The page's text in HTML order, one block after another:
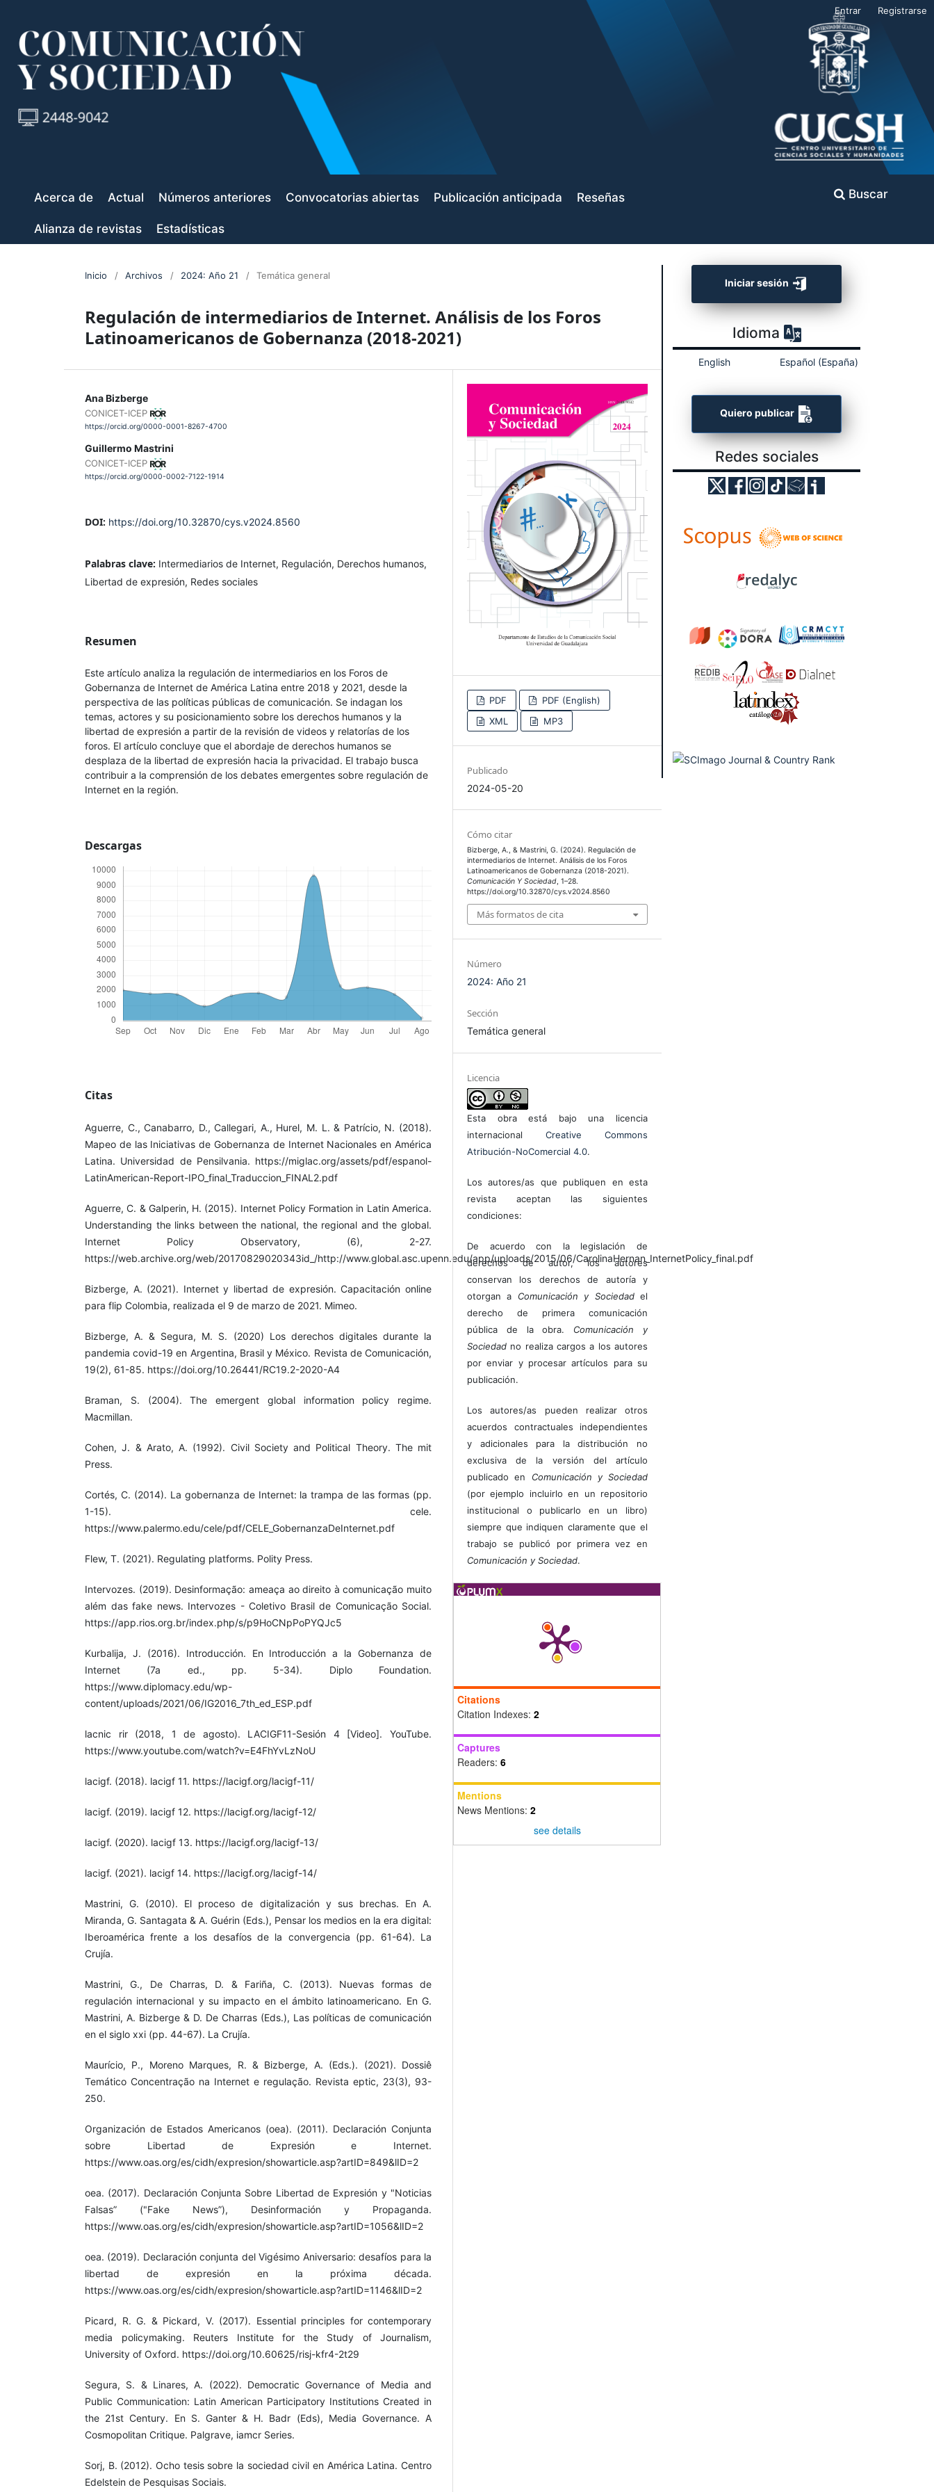
Acerca de Actual Números anteriores Convocatorias abiertas Publicación anticipada Reseñas
Alianza de revistas Estadísticas
Buscar
Entrar Registrarse
Inicio / Archivos / 2024: Año 21 / Temática general
Regulación de intermediarios de Internet. Análisis de los Foros
Latinoamericanos de Gobernanza (2018-2021)
Ana Bizberge
CONICET-ICEP
https://orcid.org/0000-0001-8267-4700
Guillermo Mastrini
CONICET-ICEP
https://orcid.org/0000-0002-7122-1914
DOI: https://doi.org/10.32870/cys.v2024.8560
Palabras clave: Intermediarios de Internet, Regulación, Derechos humanos,
Libertad de expresión, Redes sociales
Resumen
Este artículo analiza la regulación de intermediarios en los Foros de
Gobernanza de Internet de América Latina entre 2018 y 2021, desde la
perspectiva de las políticas públicas de comunicación. Se indagan los
temas, actores y su posicionamiento sobre los derechos humanos y la
libertad de expresión a partir de la revisión de videos y relatorías de los
foros. El artículo concluye que el abordaje de derechos humanos se
desplaza de la libertad de expresión hacia la privacidad. El trabajo busca
contribuir a la comprensión de los debates emergentes sobre regulación de
Internet en la región.
Descargas
Citas
Aguerre, C., Canabarro, D., Callegari, A., Hurel, M. L. & Patrício, N. (2018).
Mapeo de las Iniciativas de Gobernanza de Internet Nacionales en América
Latina. Universidad de Pensilvania. https://miglac.org/assets/pdf/espanol-
LatinAmerican-Report-IPO_final_Traduccion_FINAL2.pdf
Aguerre, C. & Galperin, H. (2015). Internet Policy Formation in Latin America.
Understanding the links between the national, the regional and the global.
Internet Policy Observatory, (6), 2-27.
https://web.archive.org/web/20170829020343id_/http://www.global.asc.upenn.edu/app/uploads/2015/06/CarolinaHernan_InternetPolicy_final.pdf
Bizberge, A. (2021). Internet y libertad de expresión. Capacitación online
para flip Colombia, realizada el 9 de marzo de 2021. Mimeo.
Bizberge, A. & Segura, M. S. (2020) Los derechos digitales durante la
pandemia covid-19 en Argentina, Brasil y México. Revista de Comunicación,
19(2), 61-85. https://doi.org/10.26441/RC19.2-2020-A4
Braman, S. (2004). The emergent global information policy regime.
Macmillan.
Cohen, J. & Arato, A. (1992). Civil Society and Political Theory. The mit
Press.
Cortés, C. (2014). La gobernanza de Internet: la trampa de las formas (pp.
1-15). cele.
https://www.palermo.edu/cele/pdf/CELE_GobernanzaDeInternet.pdf
Flew, T. (2021). Regulating platforms. Polity Press.
Intervozes. (2019). Desinformação: ameaça ao direito à comunicação muito
além das fake news. Intervozes - Coletivo Brasil de Comunicação Social.
https://app.rios.org.br/index.php/s/p9HoCNpPoPYQJc5
Kurbalija, J. (2016). Introducción. En Introducción a la Gobernanza de
Internet (7a ed., pp. 5-34). Diplo Foundation.
https://www.diplomacy.edu/wp-
content/uploads/2021/06/IG2016_7th_ed_ESP.pdf
lacnic rir (2018, 1 de agosto). LACIGF11-Sesión 4 [Video]. YouTube.
https://www.youtube.com/watch?v=E4FhYvLzNoU
lacigf. (2018). lacigf 11. https://lacigf.org/lacigf-11/
lacigf. (2019). lacigf 12. https://lacigf.org/lacigf-12/
lacigf. (2020). lacigf 13. https://lacigf.org/lacigf-13/
lacigf. (2021). lacigf 14. https://lacigf.org/lacigf-14/
Mastrini, G. (2010). El proceso de digitalización y sus brechas. En A.
Miranda, G. Santagata & A. Guérin (Eds.), Pensar los medios en la era digital:
Iberoamérica frente a los desafíos de la convergencia (pp. 61-64). La
Crujía.
Mastrini, G., De Charras, D. & Fariña, C. (2013). Nuevas formas de
regulación internacional y su impacto en el ámbito latinoamericano. En G.
Mastrini, A. Bizberge & D. De Charras (Eds.), Las políticas de comunicación
en el siglo xxi (pp. 44-67). La Crujía.
Maurício, P., Moreno Marques, R. & Bizberge, A. (Eds.). (2021). Dossiê
Temático Concentração na Internet e regulação. Revista eptic, 23(3), 93-
250.
Organización de Estados Americanos (oea). (2011). Declaración Conjunta
sobre Libertad de Expresión e Internet.
https://www.oas.org/es/cidh/expresion/showarticle.asp?artID=849&lID=2
oea. (2017). Declaración Conjunta Sobre Libertad de Expresión y "Noticias
Falsas” ("Fake News”), Desinformación y Propaganda.
https://www.oas.org/es/cidh/expresion/showarticle.asp?artID=1056&lID=2
oea. (2019). Declaración conjunta del Vigésimo Aniversario: desafíos para la
libertad de expresión en la próxima década.
https://www.oas.org/es/cidh/expresion/showarticle.asp?artID=1146&lID=2
Picard, R. G. & Pickard, V. (2017). Essential principles for contemporary
media policymaking. Reuters Institute for the Study of Journalism,
University of Oxford. https://doi.org/10.60625/risj-kfr4-2t29
Segura, S. & Linares, A. (2022). Democratic Governance of Media and
Public Communication: Latin American Participatory Institutions Created in
the 21st Century. En S. Ganter & H. Badr (Eds), Media Governance. A
Cosmopolitan Critique. Palgrave, iamcr Series.
Sorj, B. (2012). Ocho tesis sobre la sociedad civil en América Latina. Centro
Edelstein de Pesquisas Sociais.
PDF
PDF (English)
XML
MP3
Publicado
2024-05-20
Cómo citar
Bizberge, A., & Mastrini, G. (2024). Regulación de
intermediarios de Internet. Análisis de los Foros
Latinoamericanos de Gobernanza (2018-2021).
Comunicación Y Sociedad, 1–28.
https://doi.org/10.32870/cys.v2024.8560
Más formatos de cita
Número
2024: Año 21
Sección
Temática general
Licencia
Esta obra está bajo una licencia
internacional Creative Commons
Atribución-NoComercial 4.0.
Los autores/as que publiquen en esta
revista aceptan las siguientes
condiciones:
De acuerdo con la legislación de
derechos de autor, los autores
conservan los derechos de autoría y
otorgan a Comunicación y Sociedadel
derecho de primera comunicación
pública de la obra. Comunicación y
Sociedad no realiza cargos a los autores
por enviar y procesar artículos para su
publicación.
Los autores/as pueden realizar otros
acuerdos contractuales independientes
y adicionales para la distribución no
exclusiva de la versión del artículo
publicado en Comunicación y Sociedad
(por ejemplo incluirlo en un repositorio
institucional o publicarlo en un libro)
siempre que indiquen claramente que el
trabajo se publicó por primera vez en
Comunicación y Sociedad.
Citations
Citation Indexes: 2
Captures
Readers: 6
Mentions
News Mentions: 2
see details
Iniciar sesión
Idioma
English Español (España)
Quiero publicar
Redes sociales